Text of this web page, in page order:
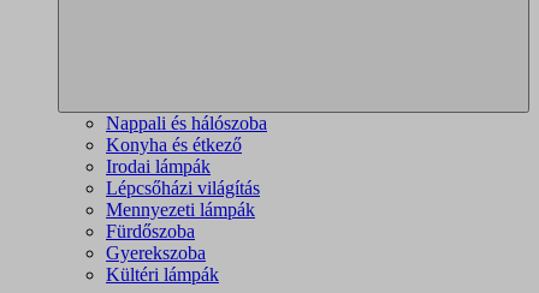
Nappali és hálószoba
Konyha és étkező
Irodai lámpák
Lépcsőházi világítás
Mennyezeti lámpák
Fürdőszoba
Gyerekszoba
Kültéri lámpák